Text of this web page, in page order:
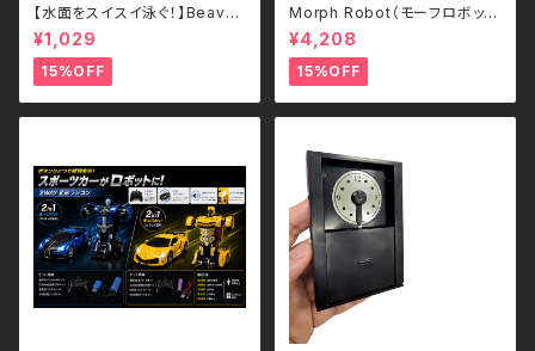
【水面をスイスイ泳ぐ！】Beave
r's Ball 電動ビーバーボール
犬・猫用 ペットトイ
¥1,029
15%OFF
Morph Robot（モーフロボッ
ト）｜ボタンひとつで瞬間変形！
スポーツカー＆ロボット 2WAY
ラジコン（2.4GHz・USB充電
式）
¥4,208
15%OFF